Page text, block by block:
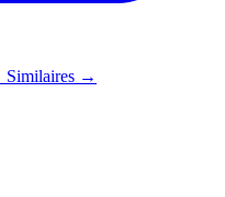
Similaires →